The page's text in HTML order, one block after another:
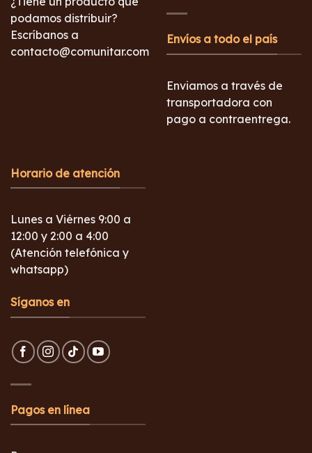
podamos distribuir?
Escríbanos a
contacto@comunitar.com
Envíos a todo el país
Enviamos a través de
transportadora con
pago a contraentrega.
Horario de atención
Lunes a Viérnes 9:00 a
12:00 y 2:00 a 4:00
(Atención telefónica y
whatsapp)
Síganos en
Pagos en línea